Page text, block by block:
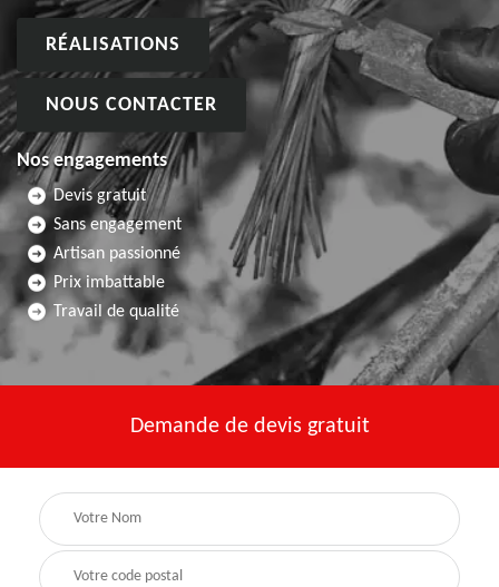
RÉALISATIONS
NOUS CONTACTER
Nos engagements
Devis gratuit
Sans engagement
Artisan passionné
Prix imbattable
Travail de qualité
Demande de devis gratuit